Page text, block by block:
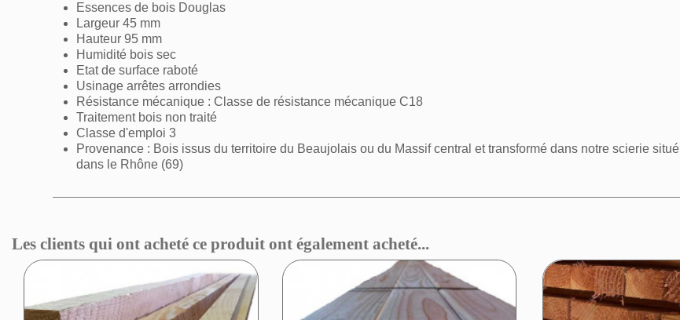
Essences de bois Douglas
Largeur 45 mm
Hauteur 95 mm
Humidité bois sec
Etat de surface raboté
Usinage arrêtes arrondies
Résistance mécanique : Classe de résistance mécanique C18
Traitement bois non traité
Classe d'emploi 3
Provenance : Bois issus du territoire du Beaujolais ou du Massif central et transformé dans notre scierie situé
dans le Rhône (69)
Les clients qui ont acheté ce produit ont également acheté...